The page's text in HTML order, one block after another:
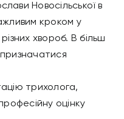
Новосільської в
кроком у
хвороб. В більш
трихолога,
оцінку